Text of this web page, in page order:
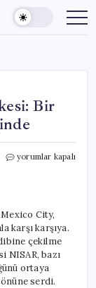
Bir
Mexico
Metropol
Yok
Olmanın
Eşiğinde
yorumlar kapalı
City,
karşı karşıya.
çekilme
NISAR, bazı
ortaya
serdi.